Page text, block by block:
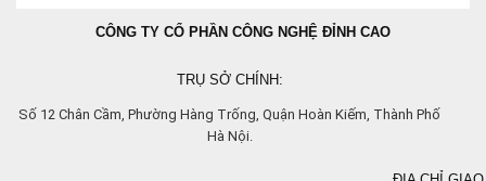
CÔNG TY CỔ PHẦN CÔNG NGHỆ ĐỈNH CAO
TRỤ SỞ CHÍNH:
Số 12 Chân Cầm, Phường Hàng Trống, Quận Hoàn Kiếm, Thành Phố
Hà Nội.